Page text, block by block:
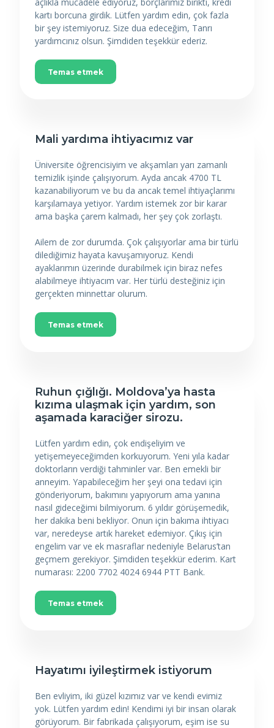
kartı borcuna girdik. Lütfen yardım edin, çok fazla
bir şey istemiyoruz. Size dua edeceğim, Tanrı
yardımcınız olsun. Şimdiden teşekkür ederiz.
Temas etmek
Mali yardıma ihtiyacımız var
Üniversite öğrencisiyim ve akşamları yarı zamanlı
temizlik işinde çalışıyorum. Ayda ancak 4700 TL
kazanabiliyorum ve bu da ancak temel ihtiyaçlarımı
karşılamaya yetiyor. Yardım istemek zor bir karar
ama başka çarem kalmadı, her şey çok zorlaştı.
Ailem de zor durumda. Çok çalışıyorlar ama bir türlü
dilediğimiz hayata kavuşamıyoruz. Kendi
ayaklarımın üzerinde durabilmek için biraz nefes
alabilmeye ihtiyacım var. Her türlü desteğiniz için
gerçekten minnettar olurum.
Temas etmek
Ruhun çığlığı. Moldova’ya hasta
kızıma ulaşmak için yardım, son
aşamada karaciğer sirozu.
Lütfen yardım edin, çok endişeliyim ve
yetişemeyeceğimden korkuyorum. Yeni yıla kadar
doktorların verdiği tahminler var. Ben emekli bir
anneyim. Yapabileceğim her şeyi ona tedavi için
gönderiyorum, bakımını yapıyorum ama yanına
nasıl gideceğimi bilmiyorum. 6 yıldır görüşemedik,
her dakika beni bekliyor. Onun için bakıma ihtiyacı
var, neredeyse artık hareket edemiyor. Çıkış için
engelim var ve ek masraflar nedeniyle Belarus’tan
geçmem gerekiyor. Şimdiden teşekkür ederim. Kart
numarası: 2200 7702 4024 6944 PTT Bank.
Temas etmek
Hayatımı iyileştirmek istiyorum
Ben evliyim, iki güzel kızımız var ve kendi evimiz
yok. Lütfen yardım edin! Kendimi iyi bir insan olarak
görüyorum. Bir fabrikada çalışıyorum, eşim ise su